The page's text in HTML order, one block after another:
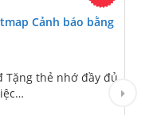
Cảnh báo bằng
thẻ nhớ đầy đủ,